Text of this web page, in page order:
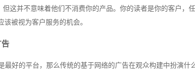
但这并不意味着他们不消费你的产品。你的读者是你的客户，
该被视为客户服务的机会。
告
的平台，那么传统的基于网络的广告在观众构建中扮演什